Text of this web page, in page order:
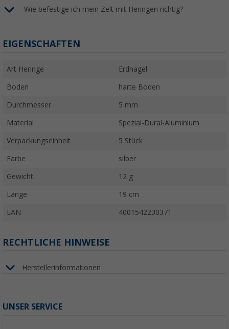
Wie befestige ich mein Zelt mit Heringen richtig?
EIGENSCHAFTEN
Art Heringe Erdnagel
Boden harte Böden
Durchmesser 5 mm
Material Spezial-Dural-Aluminium
Verpackungseinheit 5 Stück
Farbe silber
Gewicht 12 g
Länge 19 cm
EAN 4001542230371
RECHTLICHE HINWEISE
Herstellerinformationen
UNSER SERVICE